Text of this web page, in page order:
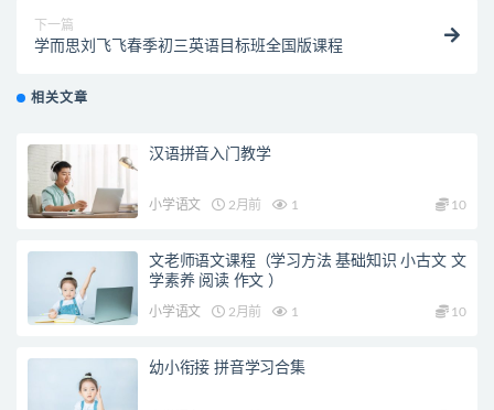
下一篇
学而思刘飞飞春季初三英语目标班全国版课程
相关文章
汉语拼音入门教学
小学语文 2月前 1 10
文老师语文课程（学习方法 基础知识 小古文 文
学素养 阅读 作文 ）
小学语文 2月前 1 10
幼小衔接 拼音学习合集